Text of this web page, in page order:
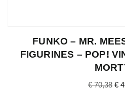
FUNKO – MR.
FIGURINES – POP!
€70,38 €